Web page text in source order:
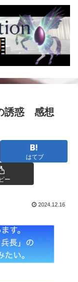
誘惑 感想
はてブ
ー
2024.12.16